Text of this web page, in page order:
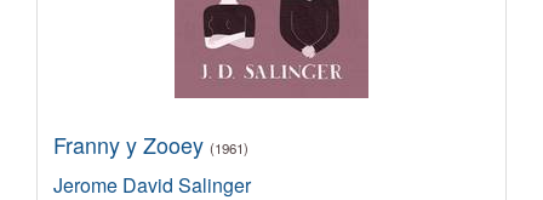
Franny y Zooey (1961)
Jerome David Salinger